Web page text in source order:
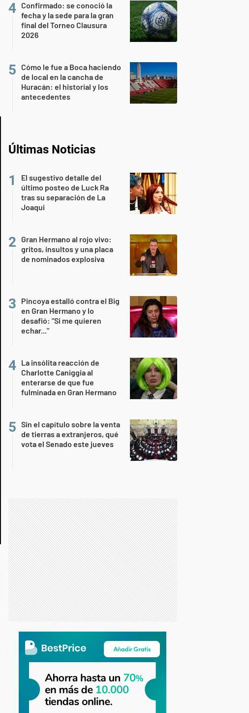
Confirmado: se conoció la
fecha y la sede para la gran
final del Torneo Clausura
2026
Cómo le fue a Boca haciendo
de local en la cancha de
Huracán: el historial y los
antecedentes
Últimas Noticias
El sugestivo detalle del
último posteo de Luck Ra
tras su separación de La
Joaqui
Gran Hermano al rojo vivo:
gritos, insultos y una placa
de nominados explosiva
Pincoya estalló contra el Big
en Gran Hermano y lo
desafió: "Si me quieren
echar..."
La insólita reacción de
Charlotte Caniggia al
enterarse de que fue
fulminada en Gran Hermano
Sin el capítulo sobre la venta
de tierras a extranjeros, qué
vota el Senado este jueves